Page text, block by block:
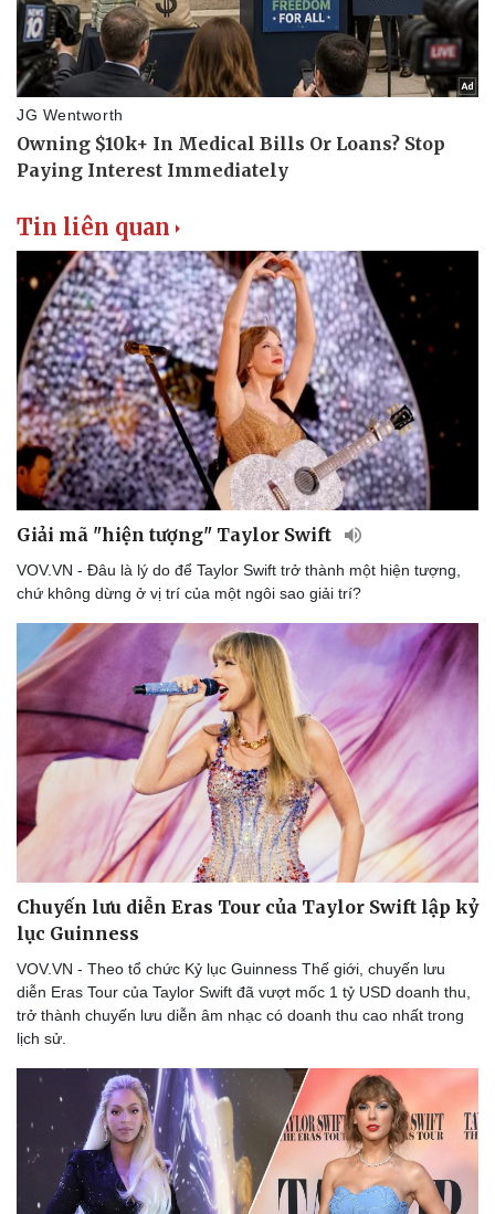
Sân khấu - Điện ảnh
Văn học
Âm nhạc
Di sản
Nghệ sĩ
Thời trang
Sao Việt
Du lịch
Tư vấn
check-in
Podcast
Cửa sổ tình yêu
Kể chuyện cho bé
Hạt giống tâm hồn
Tin liên quan
Giải mã "hiện tượng" Taylor Swift
VOV.VN - Đâu là lý do để Taylor Swift trở thành một hiện tượng,
chứ không dừng ở vị trí của một ngôi sao giải trí?
Chuyến lưu diễn Eras Tour của Taylor Swift lập kỷ
lục Guinness
VOV.VN - Theo tổ chức Kỷ lục Guinness Thế giới, chuyến lưu
diễn Eras Tour của Taylor Swift đã vượt mốc 1 tỷ USD doanh thu,
trở thành chuyến lưu diễn âm nhạc có doanh thu cao nhất trong
lịch sử.